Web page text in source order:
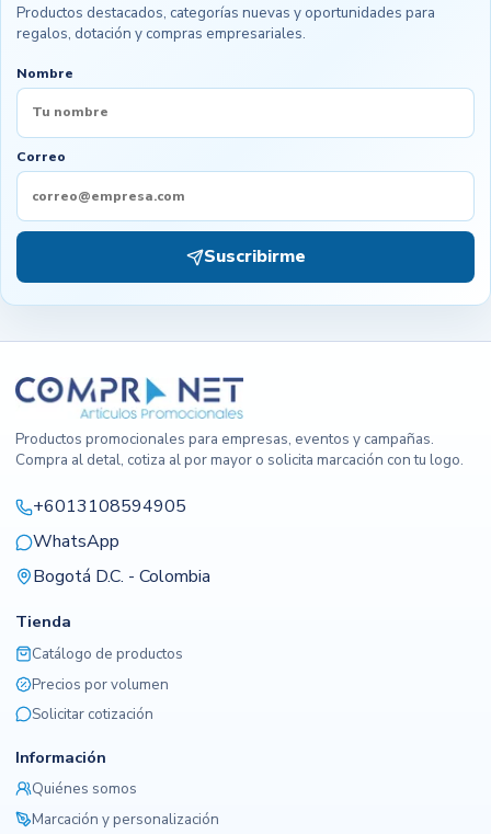
Productos destacados, categorías nuevas y oportunidades para
regalos, dotación y compras empresariales.
Nombre
Correo
Suscribirme
Productos promocionales para empresas, eventos y campañas.
Compra al detal, cotiza al por mayor o solicita marcación con tu logo.
+6013108594905
WhatsApp
Bogotá D.C. - Colombia
Tienda
Catálogo de productos
Precios por volumen
Solicitar cotización
Información
Quiénes somos
Marcación y personalización